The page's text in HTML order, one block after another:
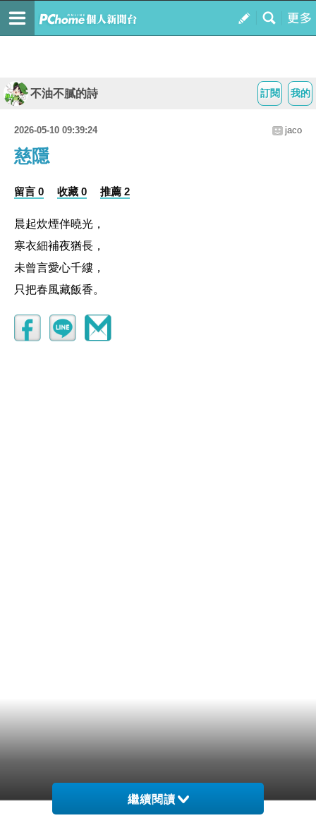
我的
訂閱
不油不膩的詩
2026-05-10 09:39:24 jaco
慈隱
留言 0 收藏 0 推薦 2
晨起炊煙伴曉光，
寒衣細補夜猶長，
未曾言愛心千縷，
只把春風藏飯香。
繼續閱讀